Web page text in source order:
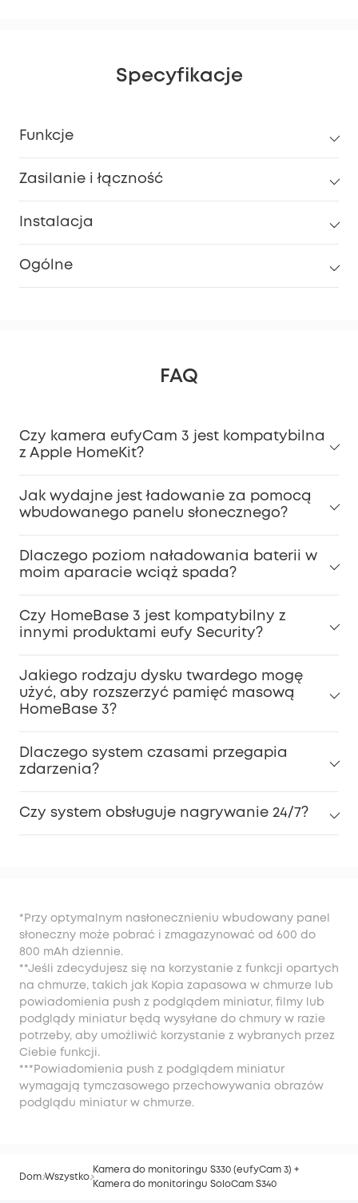
Specyfikacje
Funkcje
Zasilanie i łączność
Instalacja
Ogólne
FAQ
Czy kamera eufyCam 3 jest kompatybilna
z Apple HomeKit?
Jak wydajne jest ładowanie za pomocą
wbudowanego panelu słonecznego?
Dlaczego poziom naładowania baterii w
moim aparacie wciąż spada?
Czy HomeBase 3 jest kompatybilny z
innymi produktami eufy Security?
Jakiego rodzaju dysku twardego mogę
użyć, aby rozszerzyć pamięć masową
HomeBase 3?
Dlaczego system czasami przegapia
zdarzenia?
Czy system obsługuje nagrywanie 24/7?
*Przy optymalnym nasłonecznieniu wbudowany panel
słoneczny może pobrać i zmagazynować od 600 do
800 mAh dziennie.
**Jeśli zdecydujesz się na korzystanie z funkcji opartych
na chmurze, takich jak Kopia zapasowa w chmurze lub
powiadomienia push z podglądem miniatur, filmy lub
podglądy miniatur będą wysyłane do chmury w razie
potrzeby, aby umożliwić korzystanie z wybranych przez
Ciebie funkcji.
***Powiadomienia push z podglądem miniatur
wymagają tymczasowego przechowywania obrazów
podglądu miniatur w chmurze.
Dom Wszystko
Kamera do monitoringu S330 (eufyCam 3) +
Kamera do monitoringu SoloCam S340